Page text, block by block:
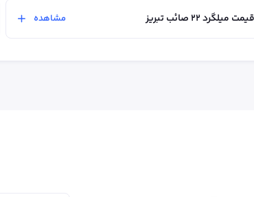
قیمت میلگرد ۲۲ صائب تبریز مشاهده